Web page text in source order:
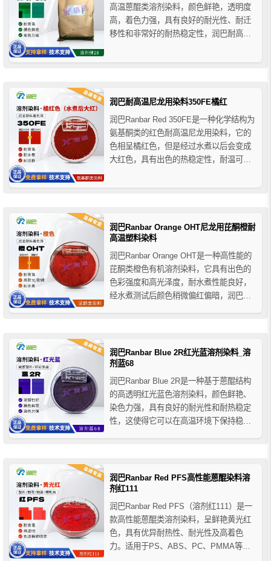
高温蒽醌类溶剂染料，颜色鲜艳，透明度
高，着色力强，具有良好的耐光性、耐迁
移性和非常好的耐热稳定性，润巴耐高温
和纤维染色，如PS、SAN、PMMA、
合物的透...
润巴耐高温尼龙用染料350FE橘红
润巴Ranbar Red 350FE是一种化学结构为
氨基酮类的红色耐高温尼龙用染料，它的
色相呈橘红色，但是经过水煮以后会变成
大红色，具有出色的热稳定性，耐温可达
度的聚合物和工程塑料的着色，如尼龙6、
用的...
润巴Ranbar Orange OHT尼龙用芘酮橙耐
高温塑料染料
润巴Ranbar Orange OHT是一种高性能的
芘酮类橙色有机溶剂染料，它具有出色的
色彩强度和高光泽度，耐水煮性能良好，
经水煮测试后颜色稍微偏红偏暗，润巴
润巴Ranbar Blue 2R红光蓝溶剂染料_溶
剂蓝68
润巴Ranbar Blue 2R是一种基于蒽醌结构
的高透明红光蓝色溶剂染料，颜色鲜艳、
染色力强，具有良好的耐光性和耐热稳定
性，这使得它可以在高温环境下保持稳
可以溶解于乙醇、丙酮、苯和溶纤素等有
机溶剂，微溶于四氯化...
润巴Ranbar Red PFS高性能蒽醌染料溶
剂红111
润巴Ranbar Red PFS（溶剂红111）是一
款高性能蒽醌类溶剂染料，呈鲜艳黄光红
色，具有优异耐热性、耐光性及高着色
力。适用于PS、ABS、PC、PMMA等塑